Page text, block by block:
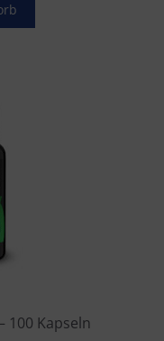
100 Kapseln